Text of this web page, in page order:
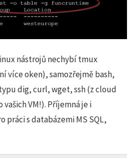
nástrojů nechybí tmux
více oken), samozřejmě bash,
dig, curl, wget, ssh (z cloud
VM!). Příjemná je i
práci s databázemi MS SQL,